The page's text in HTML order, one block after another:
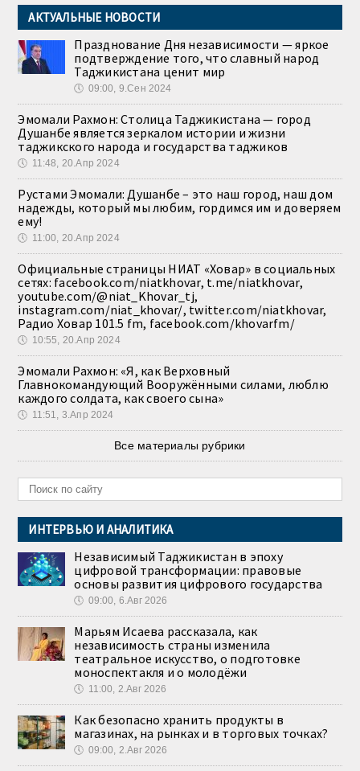
АКТУАЛЬНЫЕ НОВОСТИ
Празднование Дня независимости — яркое
подтверждение того, что славный народ
Таджикистана ценит мир
🕔 09:00, 9.Сен 2024
Эмомали Рахмон: Столица Таджикистана — город
Душанбе является зеркалом истории и жизни
таджикского народа и государства таджиков
🕔 11:48, 20.Апр 2024
Рустами Эмомали: Душанбе – это наш город, наш дом
надежды, который мы любим, гордимся им и доверяем
ему!
🕔 11:00, 20.Апр 2024
Официальные страницы НИАТ «Ховар» в социальных
сетях: facebook.com/niatkhovar, t.me/niatkhovar,
youtube.com/@niat_Khovar_tj,
instagram.com/niat_khovar/, twitter.com/niatkhovar,
Радио Ховар 101.5 fm, facebook.com/khovarfm/
🕔 10:55, 20.Апр 2024
Эмомали Рахмон: «Я, как Верховный
Главнокомандующий Вооружёнными силами, люблю
каждого солдата, как своего сына»
🕔 11:51, 3.Апр 2024
Все материалы рубрики
ИНТЕРВЬЮ И АНАЛИТИКА
Независимый Таджикистан в эпоху
цифровой трансформации: правовые
основы развития цифрового государства
🕔 09:00, 6.Авг 2026
Марьям Исаева рассказала, как
независимость страны изменила
театральное искусство, о подготовке
моноспектакля и о молодёжи
🕔 11:00, 2.Авг 2026
Как безопасно хранить продукты в
магазинах, на рынках и в торговых точках?
🕔 09:00, 2.Авг 2026